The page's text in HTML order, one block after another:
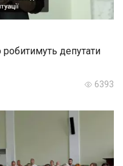
депутати
6393